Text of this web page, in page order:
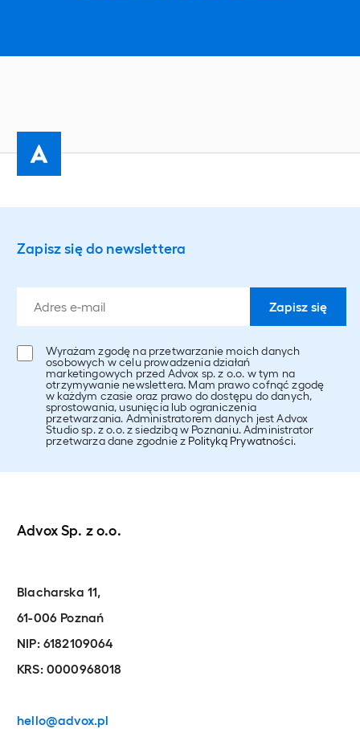
Advox Sp. z o.o.
Blacharska 11,
61-006 Poznań
NIP: 6182109064
KRS: 0000968018
hello@advox.pl
Zapisz się do newslettera
Wyrażam zgodę na przetwarzanie moich danych
osobowych w celu prowadzenia działań
marketingowych przed Advox sp. z o.o. w tym na
otrzymywanie newslettera. Mam prawo cofnąć zgodę
w każdym czasie oraz prawo do dostępu do danych,
sprostowania, usunięcia lub ograniczenia
przetwarzania. Administratorem danych jest Advox
Studio sp. z o.o. z siedzibą w Poznaniu. Administrator
przetwarza dane zgodnie z Polityką Prywatności.